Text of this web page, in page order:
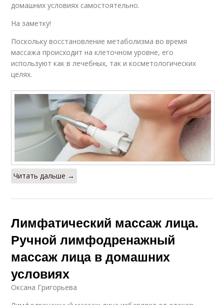
домашних условиях самостоятельно.
На заметку!
Поскольку восстановление метаболизма во время
массажа происходит на клеточном уровне, его
используют как в лечебных, так и косметологических
целях.
Читать дальше →
Лимфатический массаж лица.
Ручной лимфодренажный
массаж лица в домашних
условиях
Оксана Григорьева